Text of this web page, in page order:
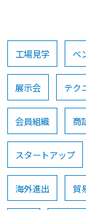
工場見学 ベ
展示会 テク
会員組織 商
スタートアップ
海外進出 貿